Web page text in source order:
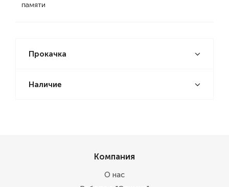
памяти
Прокачка
Наличие
Компания
О нас